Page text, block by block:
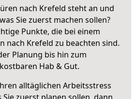
nach Krefeld steht an und
Sie zuerst machen sollen?
Punkte, die bei einem
nach Krefeld zu beachten sind.
Planung bis hin zum
Hab & Gut.
alltäglichen Arbeitsstress